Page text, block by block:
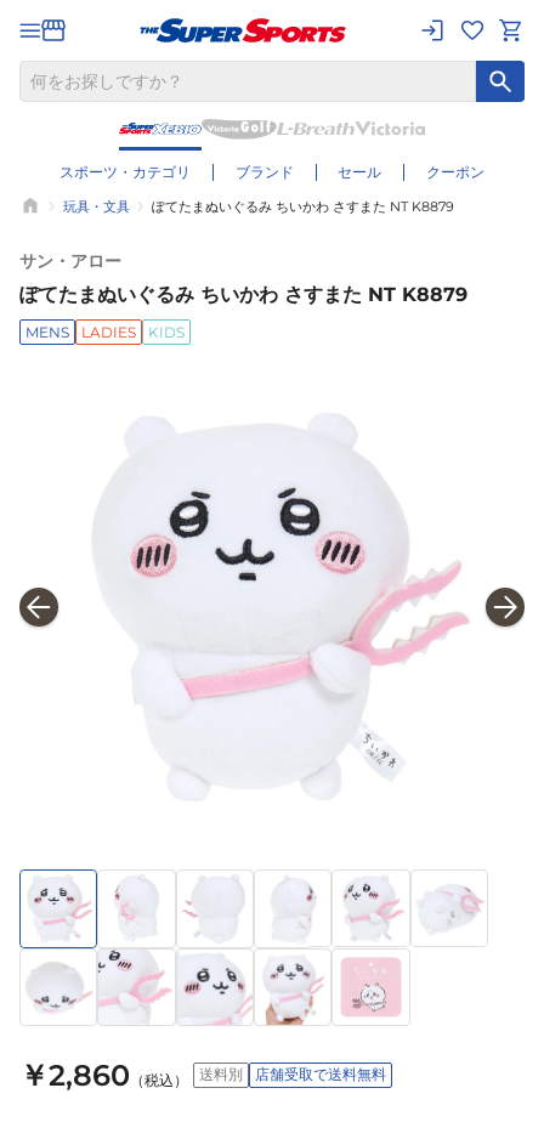
スポーツ・カテゴリ ブランド セール クーポン
玩具・文具 ぽてたまぬいぐるみ ちいかわ さすまた NT K8879
サン・アロー
ぽてたまぬいぐるみ ちいかわ さすまた NT K8879
MENS LADIES KIDS
￥2,860 （税込） 送料別 店舗受取で送料無料